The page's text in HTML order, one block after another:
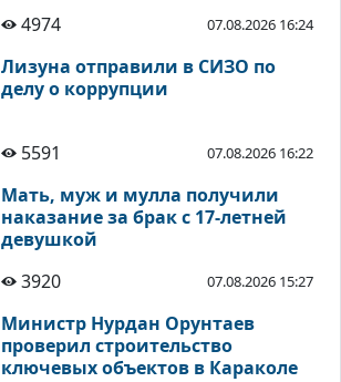
4974
07.08.2026 16:24
Лизуна отправили в СИЗО по
делу о коррупции
5591 07.08.2026 16:22
Мать, муж и мулла получили
наказание за брак с 17-летней
девушкой
3920
07.08.2026 15:27
Министр Нурдан Орунтаев
проверил строительство
ключевых объектов в Караколе